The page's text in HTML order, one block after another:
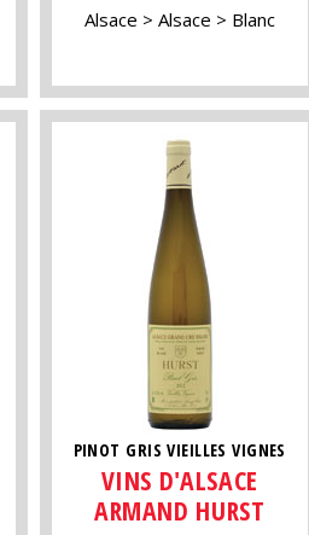
Alsace Alsace Blanc
PINOT GRIS VIEILLES VIGNES
VINS D'ALSACE
ARMAND HURST